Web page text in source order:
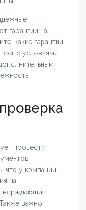
гарантии на
какие гарантии
с условиями
провести
что у компании
на
важно